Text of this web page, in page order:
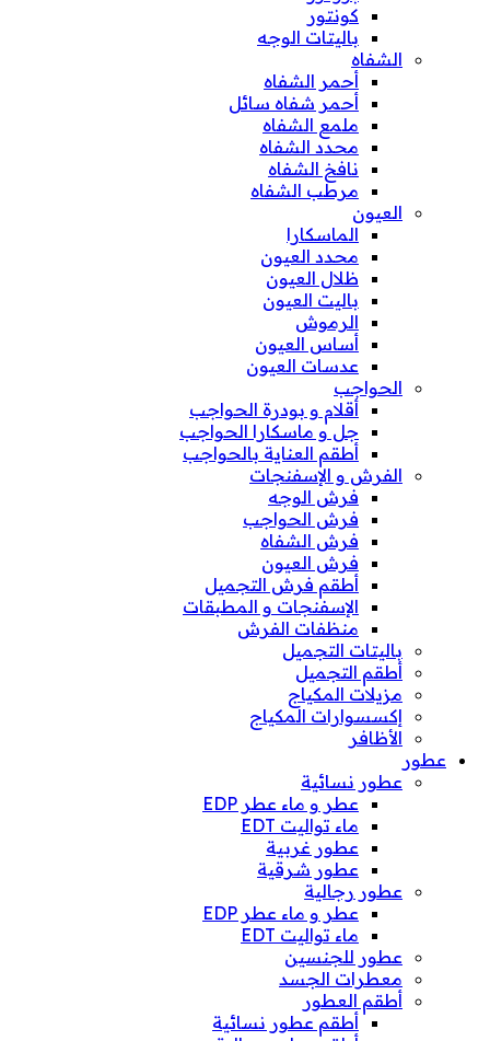
كونتور
باليتات الوجه
الشفاه
أحمر الشفاه
أحمر شفاه سائل
ملمع الشفاه
محدد الشفاه
نافخ الشفاه
مرطب الشفاه
العيون
الماسكارا
محدد العيون
ظلال العيون
باليت العيون
الرموش
أساس العيون
عدسات العيون
الحواجب
أقلام و بودرة الحواجب
جل و ماسكارا الحواجب
أطقم العناية بالحواجب
الفرش و الإسفنجات
فرش الوجه
فرش الحواجب
فرش الشفاه
فرش العيون
أطقم فرش التجميل
الإسفنجات و المطبقات
منظفات الفرش
باليتات التجميل
أطقم التجميل
مزيلات المكياج
إكسسوارات المكياج
الأظافر
عطور
عطور نسائية
عطر و ماء عطر EDP
ماء تواليت EDT
عطور غربية
عطور شرقية
عطور رجالية
عطر و ماء عطر EDP
ماء تواليت EDT
عطور للجنسين
معطرات الجسد
أطقم العطور
أطقم عطور نسائية